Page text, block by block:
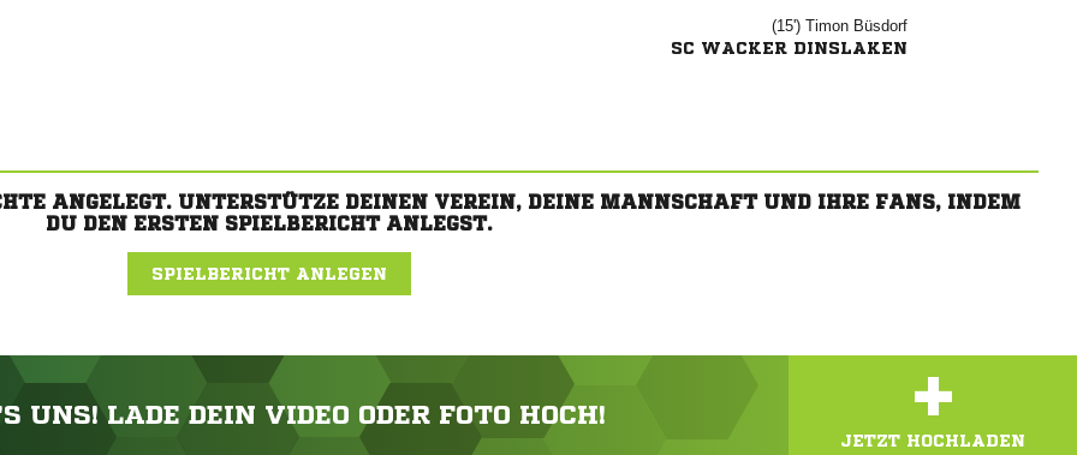
(15') 
SC WACKER DINSLAKEN
ANGELEGT. UNTERSTÜTZE DEINEN VEREIN, DEINE MANNSCHAFT UND IHRE FANS, INDEM
DU DEN ERSTEN SPIELBERICHT ANLEGST.
SPIELBERICHT ANLEGEN
UNS! LADE DEIN VIDEO ODER FOTO HOCH! +
JETZT HOCHLADEN